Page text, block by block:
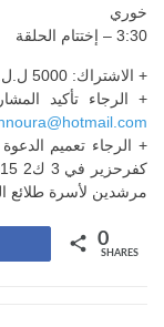
خوري
3:30 – إختتام الحلقة
+ الاشتراك: 5000 ل.ل.
+ الرجاء تأكيد
+ الرجاء تعميم
مرشدين لأسرة طلائع
0
SHARES